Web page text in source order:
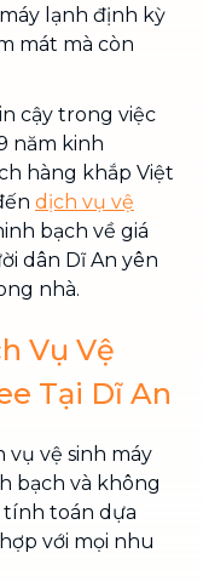
lạnh định kỳ
mát mà còn
cậy trong việc
năm kinh
hàng khắp Việt
dịch vụ vệ
bạch về giá
dân Dĩ An yên
nhà.
Vụ Vệ
Tại Dĩ An
vụ vệ sinh máy
bạch và không
tính toán dựa
với mọi nhu